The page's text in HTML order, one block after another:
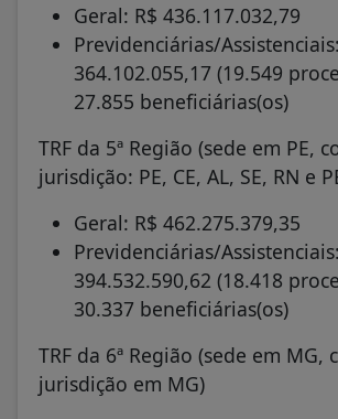
Geral: R$ 436.117.032,79
Previdenciárias/
364.102.055,17 (19.549
27.855 beneficiárias(os)
TRF da 5ª Região (sede em PE,
jurisdição: PE, CE, AL, SE, RN e
Geral: R$ 462.275.379,35
Previdenciárias/
394.532.590,62 (18.418
30.337 beneficiárias(os)
TRF da 6ª Região (sede em MG,
jurisdição em MG)